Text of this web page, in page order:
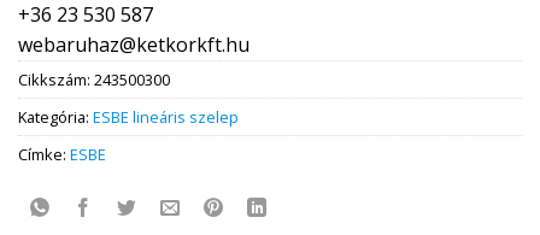
+36 23 530 587
webaruhaz@ketkorkft.hu
Cikkszám: 243500300
Kategória: ESBE lineáris szelep
Címke: ESBE